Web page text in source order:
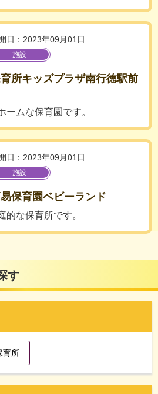
日：2023年09月01日
施設
所キッズプラザ南行徳駅前
ームな保育園です。
日：2023年09月01日
施設
保育園ベビーランド
的な保育所です。
す